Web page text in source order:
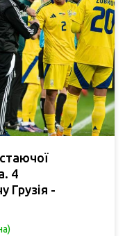
4
Грузія -